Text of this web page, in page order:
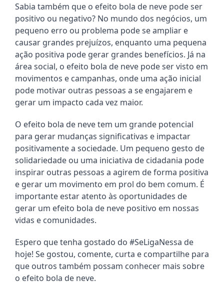
Sabia também que o efeito bola de neve pode ser
positivo ou negativo? No mundo dos negócios, um
pequeno erro ou problema pode se ampliar e
causar grandes prejuízos, enquanto uma pequena
ação positiva pode gerar grandes benefícios. Já na
área social, o efeito bola de neve pode ser visto em
movimentos e campanhas, onde uma ação inicial
pode motivar outras pessoas a se engajarem e
gerar um impacto cada vez maior.
O efeito bola de neve tem um grande potencial
para gerar mudanças significativas e impactar
positivamente a sociedade. Um pequeno gesto de
solidariedade ou uma iniciativa de cidadania pode
inspirar outras pessoas a agirem de forma positiva
e gerar um movimento em prol do bem comum. É
importante estar atento às oportunidades de
gerar um efeito bola de neve positivo em nossas
vidas e comunidades.
Espero que tenha gostado do #SeLigaNessa de
hoje! Se gostou, comente, curta e compartilhe para
que outros também possam conhecer mais sobre
o efeito bola de neve.